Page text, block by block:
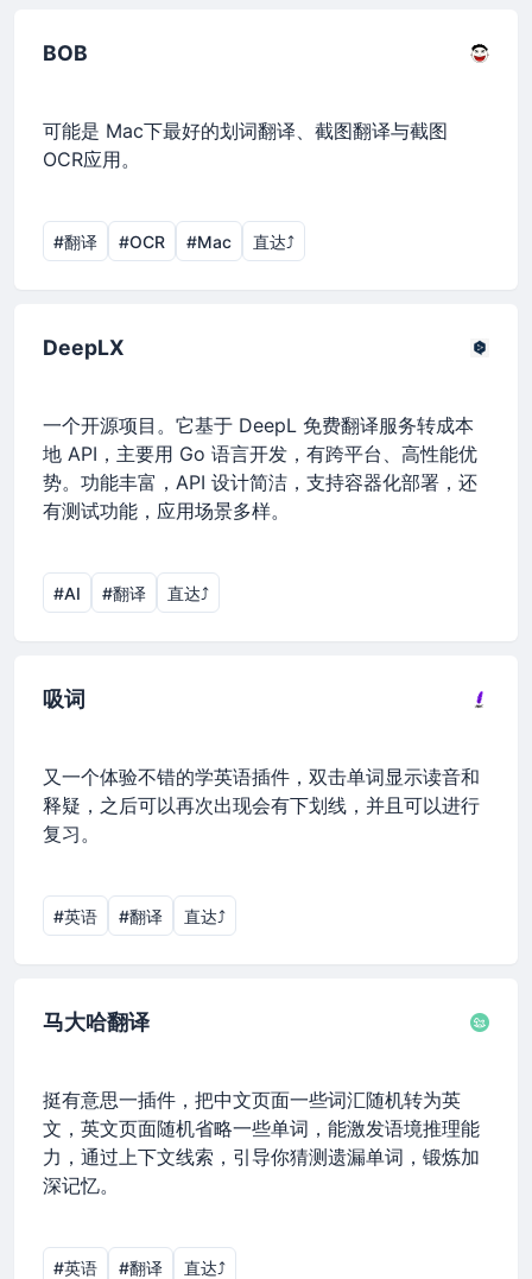
BOB
可能是 Mac下最好的划词翻译、截图翻译与截图
OCR应用。
#翻译 #OCR #Mac 直达⤴︎
DeepLX
一个开源项目。它基于 DeepL 免费翻译服务转成本
地 API，主要用 Go 语言开发，有跨平台、高性能优
势。功能丰富，API 设计简洁，支持容器化部署，还
有测试功能，应用场景多样。
#AI #翻译 直达⤴︎
吸词
又一个体验不错的学英语插件，双击单词显示读音和
释疑，之后可以再次出现会有下划线，并且可以进行
复习。
#英语 #翻译 直达⤴︎
马大哈翻译
挺有意思一插件，把中文页面一些词汇随机转为英
文，英文页面随机省略一些单词，能激发语境推理能
力，通过上下文线索，引导你猜测遗漏单词，锻炼加
深记忆。
#英语 #翻译 直达⤴︎